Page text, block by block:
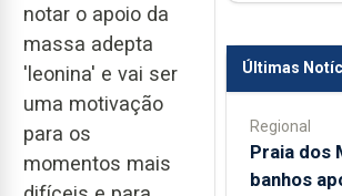
notar o apoio da
massa adepta
'leonina' e vai ser
uma motivação
para os
momentos mais
Últimas
Regional
Praia dos
banhos